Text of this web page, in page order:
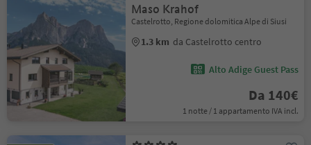
Maso Krahof
Castelrotto, Regione dolomitica Alpe di Siusi
1.3 km da Castelrotto centro
Alto Adige Guest Pass
Da 140€
1 notte / 1 appartamento IVA incl.